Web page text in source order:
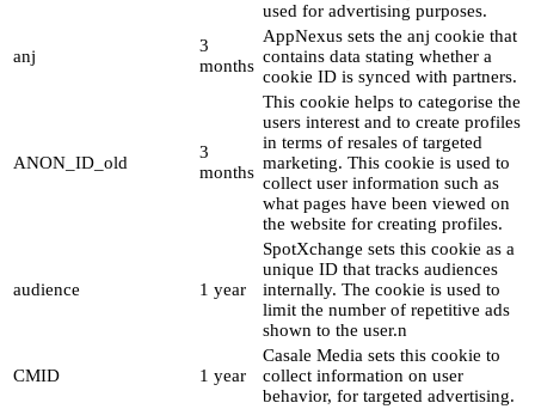
used for advertising purposes.
anj
3
months
AppNexus sets the anj cookie that
contains data stating whether a
cookie ID is synced with partners.
ANON_ID_old
3
months
This cookie helps to categorise the
users interest and to create profiles
in terms of resales of targeted
marketing. This cookie is used to
collect user information such as
what pages have been viewed on
the website for creating profiles.
audience 1 year
SpotXchange sets this cookie as a
unique ID that tracks audiences
internally. The cookie is used to
limit the number of repetitive ads
shown to the user.n
CMID 1 year
Casale Media sets this cookie to
collect information on user
behavior, for targeted advertising.